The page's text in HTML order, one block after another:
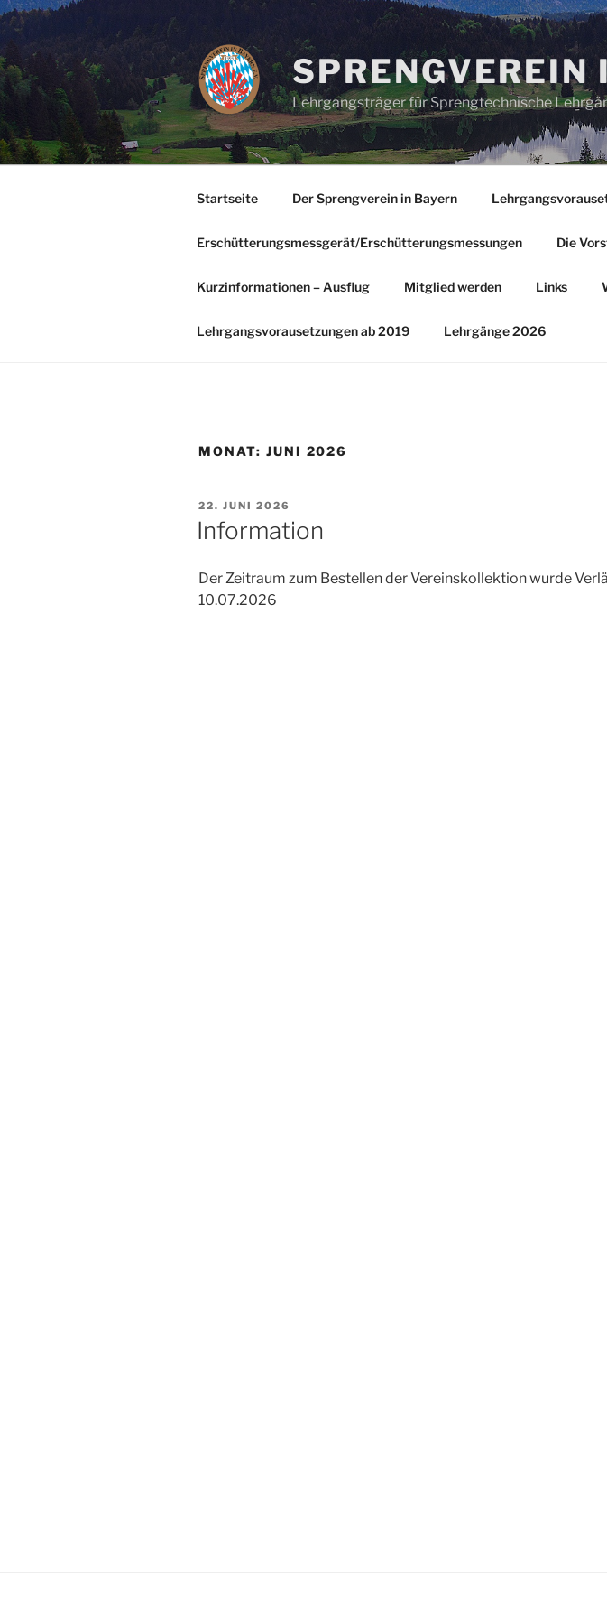
Zum
Inhalt
springen
SPRENGVEREIN
Lehrgangsträger für Sprengtechnische
Startseite Der Sprengverein in Bayern
Erschütterungsmessgerät/Erschütterungsmessungen Die
Kurzinformationen – Ausflug Mitglied werden Links
Lehrgangsvorausetzungen ab 2019 Lehrgänge 2026
MONAT: JUNI 2026
VERÖFFENTLICHT
AM
22. JUNI 2026
Information
Der Zeitraum zum Bestellen der Vereinskollektion wurde
10.07.2026